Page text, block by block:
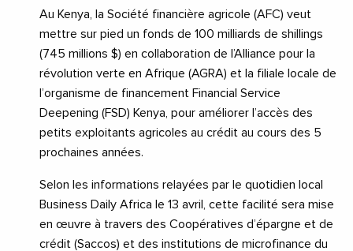
Au Kenya, la Société financière agricole (AFC) veut
mettre sur pied un fonds de 100 milliards de shillings
(745 millions $) en collaboration de l’Alliance pour la
révolution verte en Afrique (AGRA) et la filiale locale de
l’organisme de financement Financial Service
Deepening (FSD) Kenya, pour améliorer l’accès des
petits exploitants agricoles au crédit au cours des 5
prochaines années.
Selon les informations relayées par le quotidien local
Business Daily Africa le 13 avril, cette facilité sera mise
en œuvre à travers des Coopératives d’épargne et de
crédit (Saccos) et des institutions de microfinance du